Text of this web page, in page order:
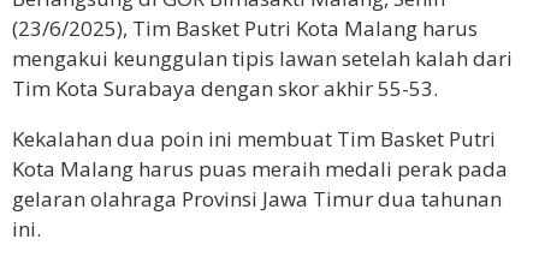
(23/6/2025), Tim Basket Putri Kota Malang harus
mengakui keunggulan tipis lawan setelah kalah dari
Tim Kota Surabaya dengan skor akhir 55-53.
Kekalahan dua poin ini membuat Tim Basket Putri
Kota Malang harus puas meraih medali perak pada
gelaran olahraga Provinsi Jawa Timur dua tahunan
ini.